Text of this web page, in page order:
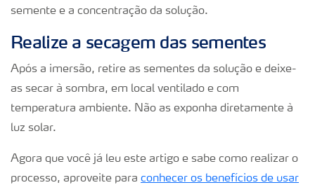
semente e a concentração da solução.
Realize a secagem das sementes
Após a imersão, retire as sementes da solução e deixe-
as secar à sombra, em local ventilado e com
temperatura ambiente. Não as exponha diretamente à
luz solar.
Agora que você já leu este artigo e sabe como realizar o
processo, aproveite para conhecer os benefícios de usar